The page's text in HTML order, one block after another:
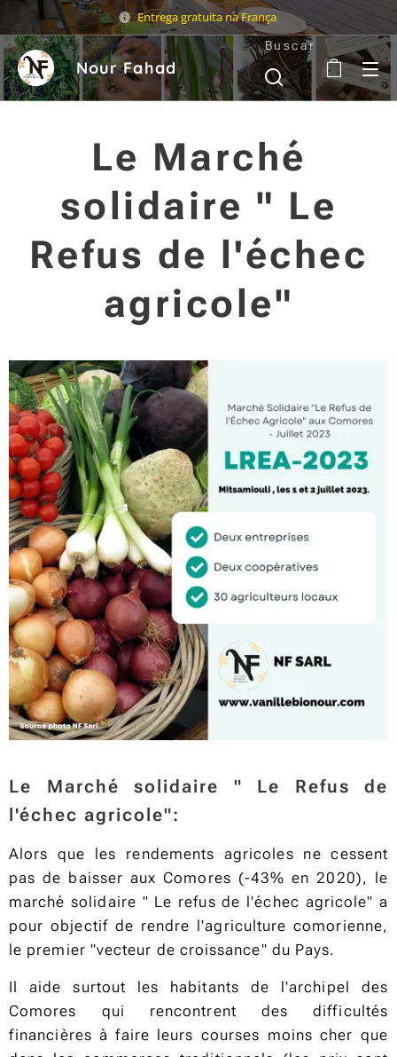
Entrega gratuita na França
Nour Fahad
Buscar
Le Marché
solidaire " Le
Refus de l'échec
agricole"
Le Marché solidaire " Le Refus de
l'échec agricole":
Alors que les rendements agricoles ne cessent
pas de baisser aux Comores (-43% en 2020), le
marché solidaire " Le refus de l'échec agricole" a
pour objectif de rendre l'agriculture comorienne,
le premier ''vecteur de croissance'' du Pays.
Il aide surtout les habitants de l'archipel des
Comores qui rencontrent des difficultés
financières à faire leurs courses moins cher que